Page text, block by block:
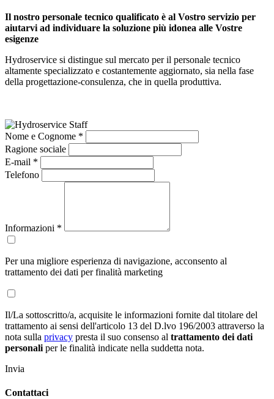
Il nostro personale tecnico qualificato è al Vostro servizio per
aiutarvi ad individuare la soluzione più idonea alle Vostre
esigenze
Hydroservice si distingue sul mercato per il personale tecnico
altamente specializzato e costantemente aggiornato, sia nella fase
della progettazione-consulenza, che in quella produttiva.
Nome e Cognome *
Ragione sociale
E-mail *
Telefono
Informazioni *
Per una migliore esperienza di navigazione, acconsento al
trattamento dei dati per finalità marketing
Il/La sottoscritto/a, acquisite le informazioni fornite dal titolare del
trattamento ai sensi dell'articolo 13 del D.lvo 196/2003 attraverso la
nota sulla privacy presta il suo consenso al trattamento dei dati
personali per le finalità indicate nella suddetta nota.
Invia
Contattaci